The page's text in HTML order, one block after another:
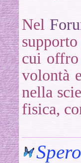
Nel
cui
volontà
nella
fisica,